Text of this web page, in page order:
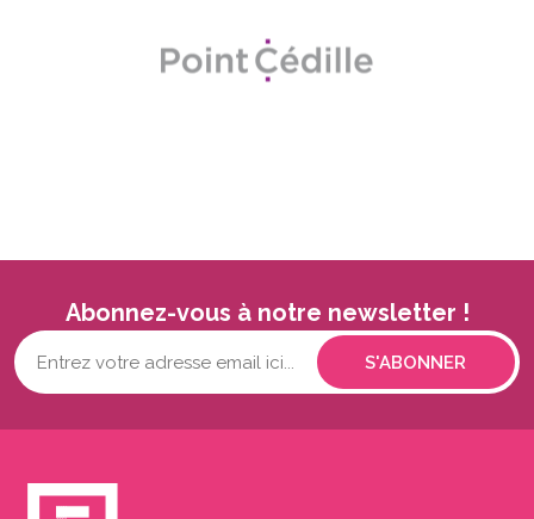
Abonnez-vous à notre newsletter !
Votre
adresse
(Nécessaire)